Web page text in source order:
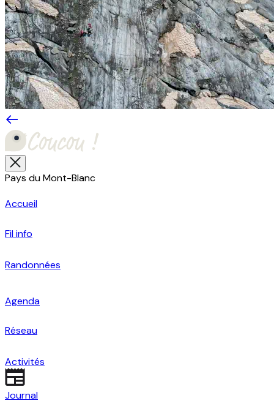
Pays du Mont-Blanc
Accueil
Fil info
Randonnées
Agenda
Réseau
Activités
Journal